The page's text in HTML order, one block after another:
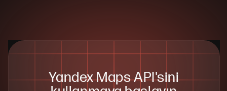
Yandex Maps API'sini